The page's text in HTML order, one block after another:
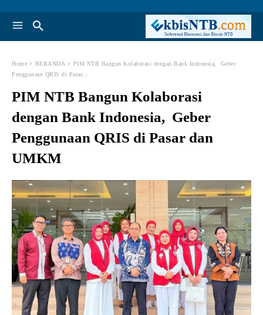
Home BERANDA
PIM NTB Bangun Kolaborasi dengan Bank Indonesia, Geber
Penggunaan QRIS di Pasar...
PIM NTB Bangun Kolaborasi
dengan Bank Indonesia, Geber
Penggunaan QRIS di Pasar dan
UMKM